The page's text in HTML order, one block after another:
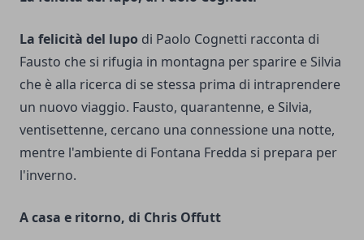
La felicità del lupo di Paolo Cognetti racconta di
Fausto che si rifugia in montagna per sparire e Silvia
che è alla ricerca di se stessa prima di intraprendere
un nuovo viaggio. Fausto, quarantenne, e Silvia,
ventisettenne, cercano una connessione una notte,
mentre l'ambiente di Fontana Fredda si prepara per
l'inverno.
A casa e ritorno, di Chris Offutt